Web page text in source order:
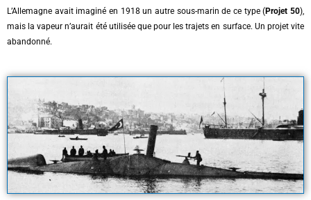
L’Allemagne avait imaginé en 1918 un autre sous-marin de ce type (Projet 50),
mais la vapeur n’aurait été utilisée que pour les trajets en surface. Un projet vite
abandonné.